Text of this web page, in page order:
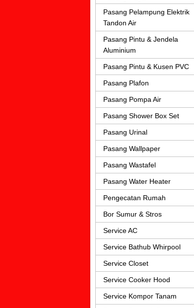
Pasang Pelampung Elektrik
Tandon Air
Pasang Pintu & Jendela
Aluminium
Pasang Pintu & Kusen PVC
Pasang Plafon
Pasang Pompa Air
Pasang Shower Box Set
Pasang Urinal
Pasang Wallpaper
Pasang Wastafel
Pasang Water Heater
Pengecatan Rumah
Bor Sumur & Stros
Service AC
Service Bathub Whirpool
Service Closet
Service Cooker Hood
Service Kompor Tanam